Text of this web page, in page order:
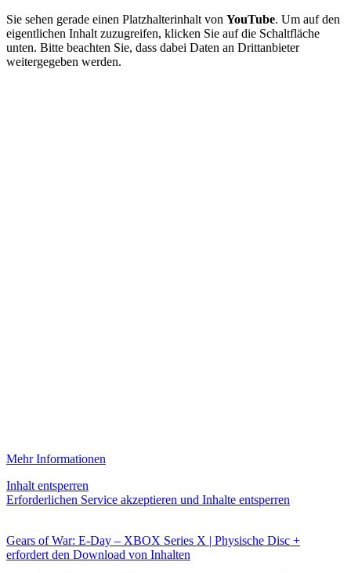
Sie sehen gerade einen Platzhalterinhalt von YouTube. Um auf den
eigentlichen Inhalt zuzugreifen, klicken Sie auf die Schaltfläche
unten. Bitte beachten Sie, dass dabei Daten an Drittanbieter
weitergegeben werden.
Mehr Informationen
Inhalt entsperren
Erforderlichen Service akzeptieren und Inhalte entsperren
Gears of War: E-Day – XBOX Series X | Physische Disc +
erfordert den Download von Inhalten